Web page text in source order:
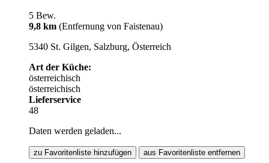
5 Bew.
9,8 km (Entfernung von Faistenau)
5340 St. Gilgen, Salzburg, Österreich
Art der Küche:
österreichisch
österreichisch
Lieferservice
48
Daten werden geladen...
zu Favoritenliste hinzufügen aus Favoritenliste entfernen